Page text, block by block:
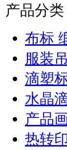
产品分类
布标
服装
滴塑
水晶
产品
热转